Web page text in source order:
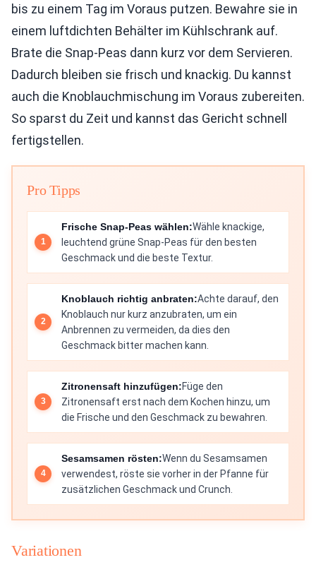
bis zu einem Tag im Voraus putzen. Bewahre sie in
einem luftdichten Behälter im Kühlschrank auf.
Brate die Snap-Peas dann kurz vor dem Servieren.
Dadurch bleiben sie frisch und knackig. Du kannst
auch die Knoblauchmischung im Voraus zubereiten.
So sparst du Zeit und kannst das Gericht schnell
fertigstellen.
Pro Tipps
Frische Snap-Peas wählen:Wähle knackige,
leuchtend grüne Snap-Peas für den besten
Geschmack und die beste Textur.
Knoblauch richtig anbraten:Achte darauf, den
Knoblauch nur kurz anzubraten, um ein
Anbrennen zu vermeiden, da dies den
Geschmack bitter machen kann.
Zitronensaft hinzufügen:Füge den
Zitronensaft erst nach dem Kochen hinzu, um
die Frische und den Geschmack zu bewahren.
Sesamsamen rösten:Wenn du Sesamsamen
verwendest, röste sie vorher in der Pfanne für
zusätzlichen Geschmack und Crunch.
Variationen